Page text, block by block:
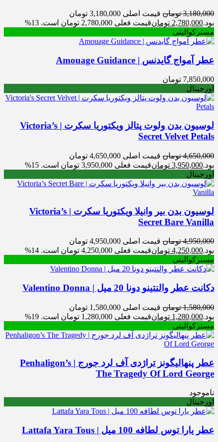
3,180,000 تومان
قیمت اصلی 3,180,000 تومان
بود.2,780,000 تومانقیمت فعلی 2,780,000 تومان است.
13%
مسترکوالیتی
عطر آمواج گایدنس | Amouage Guidance
7,850,000 تومان
اورجینال
لوسیون بدن ولوت پتالز ویکتوریا سکرت | Victoria’s
Secret Velvet Petals
4,650,000 تومان
قیمت اصلی 4,650,000 تومان
بود.3,950,000 تومانقیمت فعلی 3,950,000 تومان است.
15%
اورجینال
لوسیون بدن بیر وانیلا ویکتوریا سکرت | Victoria’s
Secret Bare Vanilla
4,950,000 تومان
قیمت اصلی 4,950,000 تومان
بود.4,250,000 تومانقیمت فعلی 4,250,000 تومان است.
14%
مسترکوالیتی
دکانت عطر والنتینو دونا 20 میل | Valentino Donna
1,580,000 تومان
قیمت اصلی 1,580,000 تومان
بود.1,280,000 تومانقیمت فعلی 1,280,000 تومان است.
19%
مسترکوالیتی
عطر پنهالیگونز تراژدی آف لرد جورج | Penhaligon’s
The Tragedy Of Lord George
ناموجود
اورجینال
عطر یارا توس لطافه 100 میل | Lattafa Yara Tous